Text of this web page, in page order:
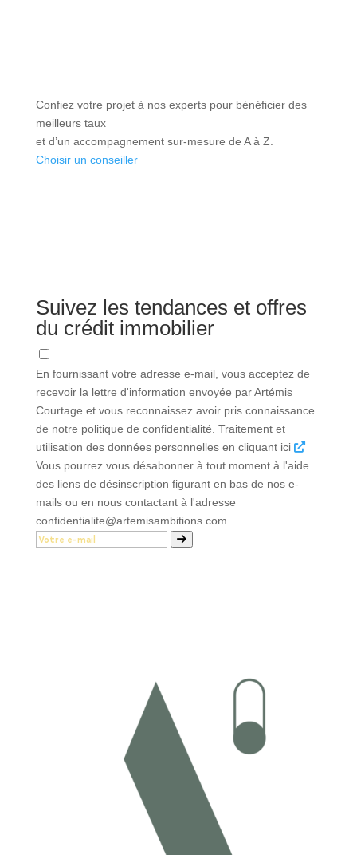
Confiez votre projet à nos experts pour bénéficier des
meilleurs taux
et d’un accompagnement sur-mesure de A à Z.
Choisir un conseiller
Suivez les tendances et offres
du crédit immobilier
En fournissant votre adresse e-mail, vous acceptez de
recevoir la lettre d'information envoyée par Artémis
Courtage et vous reconnaissez avoir pris connaissance
de notre politique de confidentialité. Traitement et
utilisation des données personnelles en cliquant ici
Vous pourrez vous désabonner à tout moment à l'aide
des liens de désinscription figurant en bas de nos e-
mails ou en nous contactant à l'adresse
confidentialite@artemisambitions.com.